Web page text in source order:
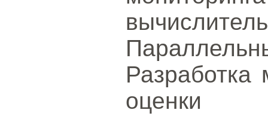
Разработка
оценки